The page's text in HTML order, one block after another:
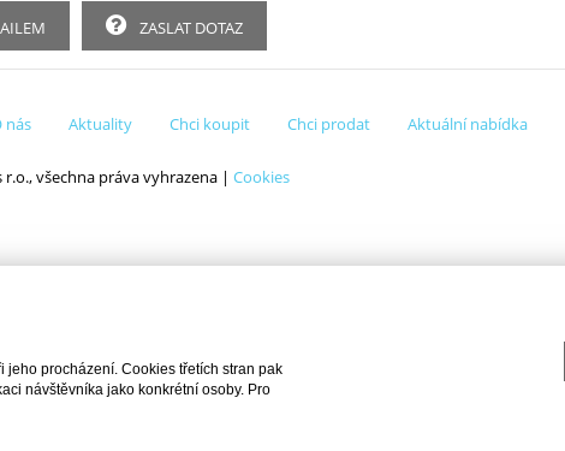
ZASLAT DOTAZ
nás Aktuality Chci koupit Chci prodat Aktuální nabídka
r.o., všechna práva vyhrazena | Cookies
procházení. Cookies třetích stran pak
návštěvníka jako konkrétní osoby. Pro